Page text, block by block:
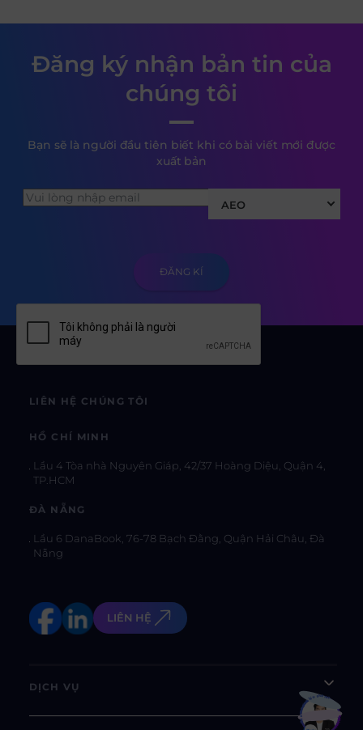
Đăng ký nhận bản tin của
chúng tôi
Bạn sẽ là người đầu tiên biết khi có bài viết mới được
xuất bản
AEO
LIÊN HỆ CHÚNG TÔI
HỒ CHÍ MINH
Lầu 4 Tòa nhà Nguyên Giáp, 42/37 Hoàng Diệu, Quận 4,
TP.HCM
ĐÀ NẴNG
Lầu 6 DanaBook, 76-78 Bạch Đằng, Quận Hải Châu, Đà
Nẵng
LIÊN HỆ
DỊCH VỤ Bạn muốn hiểu thêm?